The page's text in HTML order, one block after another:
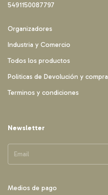
5491150087797
Organizadores
Industria y Comercio
Todos los productos
Politicas de Devolución y compra
Terminos y condiciones
Newsletter
Medios de pago